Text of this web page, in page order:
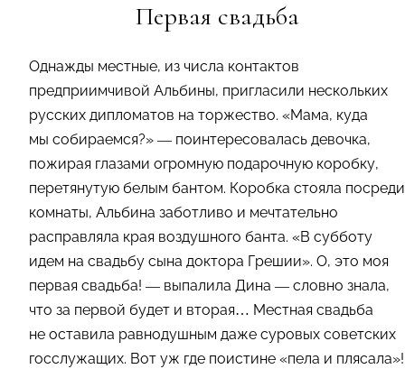
Первая свадьба
Однажды местные, из числа контактов
предприимчивой Альбины, пригласили нескольких
русских дипломатов на торжество. «Мама, куда
мы собираемся?» — поинтересовалась девочка,
пожирая глазами огромную подарочную коробку,
перетянутую белым бантом. Коробка стояла посреди
комнаты, Альбина заботливо и мечтательно
расправляла края воздушного банта. «В субботу
идем на свадьбу сына доктора Грешии». О, это моя
первая свадьба! — выпалила Дина — словно знала,
что за первой будет и вторая… Местная свадьба
не оставила равнодушным даже суровых советских
госслужащих. Вот уж где поистине «пела и плясала»!